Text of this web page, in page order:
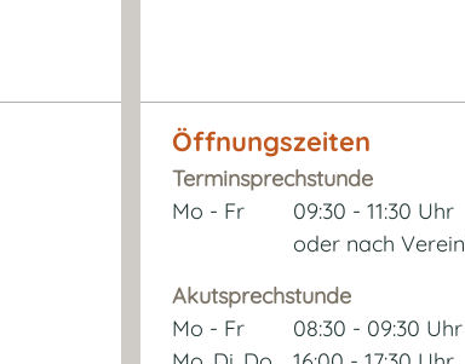
Öffnungszeiten
Terminsprechstunde
Mo - Fr
09:30 - 11:30 Uhr
oder nach
Akutsprechstunde
Mo - Fr
08:30 - 09:30 Uhr